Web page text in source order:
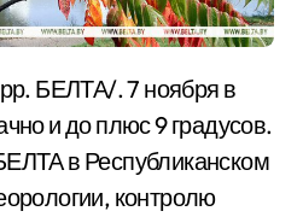
и до плюс 9 градусов.
в Республиканском
контролю